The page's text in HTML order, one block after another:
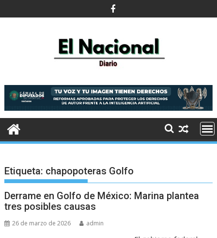
al
Etiqueta: chapopoteras Golfo
Derrame en Golfo de México: Marina plantea
tres posibles causas
26 de marzo de 2026 admin